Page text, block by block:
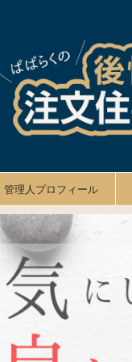
管理人プロフィール